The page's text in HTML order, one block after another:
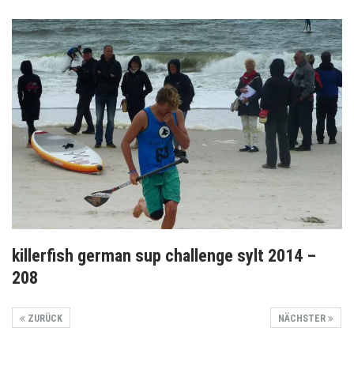
killerfish german sup challenge sylt 2014 –
208
NÄCHSTER
ZURÜCK